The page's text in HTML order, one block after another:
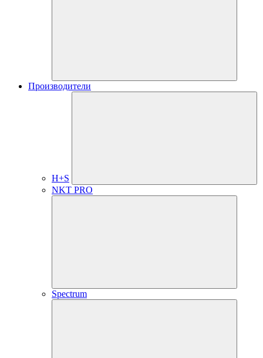
Производители
H+S
NKT PRO
Spectrum